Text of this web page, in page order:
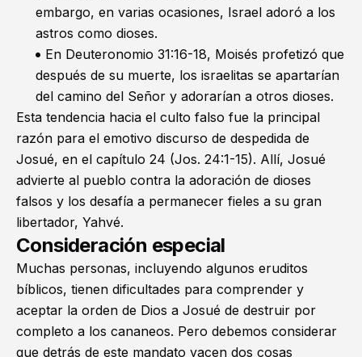
embargo, en varias ocasiones, Israel adoró a los
astros como dioses.
En Deuteronomio 31:16-18, Moisés profetizó que
después de su muerte, los israelitas se apartarían
del camino del Señor y adorarían a otros dioses.
Esta tendencia hacia el culto falso fue la principal
razón para el emotivo discurso de despedida de
Josué, en el capítulo 24 (Jos. 24:1-15). Allí, Josué
advierte al pueblo contra la adoración de dioses
falsos y los desafía a permanecer fieles a su gran
libertador, Yahvé.
Consideración especial
Muchas personas, incluyendo algunos eruditos
bíblicos, tienen dificultades para comprender y
aceptar la orden de Dios a Josué de destruir por
completo a los cananeos. Pero debemos considerar
que detrás de este mandato yacen dos cosas